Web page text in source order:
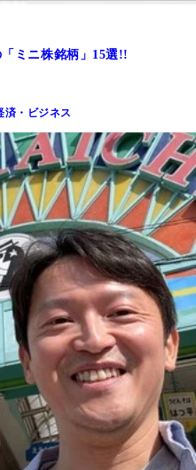
ミニ株銘柄」15選!!
済・ビジネス